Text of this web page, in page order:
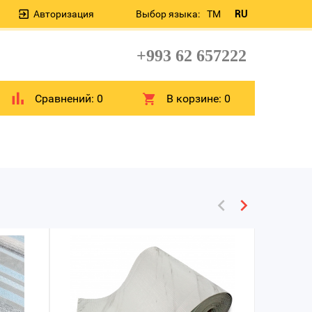
Выбор языка: TM RU
Авторизация
+993 62 657222
Сравнений: 0 В корзине:0